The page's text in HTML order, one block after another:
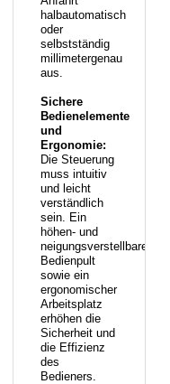
halbautomatisch
oder
selbstständig
millimetergenau
aus.
Sichere
Bedienelemente
und
Ergonomie:
Die Steuerung
muss intuitiv
und leicht
verständlich
sein. Ein
höhen- und
neigungsverstellbares
Bedienpult
sowie ein
ergonomischer
Arbeitsplatz
erhöhen die
Sicherheit und
die Effizienz
des
Bedieners.